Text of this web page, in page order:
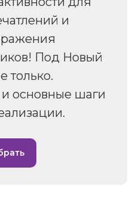
и
Под Новый
только.
основные шаги